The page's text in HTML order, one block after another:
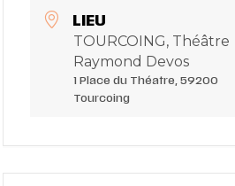
LIEU
TOURCOING, Théâtre
Raymond Devos
1 Place du Théatre, 59200
Tourcoing